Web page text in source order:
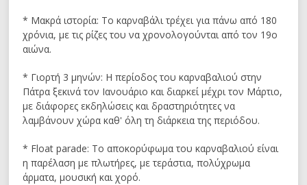
* Μακρά ιστορία: Το καρναβάλι τρέχει για πάνω από 180
χρόνια, με τις ρίζες του να χρονολογούνται από τον 19ο
αιώνα.
* Γιορτή 3 μηνών: Η περίοδος του καρναβαλιού στην
Πάτρα ξεκινά τον Ιανουάριο και διαρκεί μέχρι τον Μάρτιο,
με διάφορες εκδηλώσεις και δραστηριότητες να
λαμβάνουν χώρα καθ' όλη τη διάρκεια της περιόδου.
* Float parade: Το αποκορύφωμα του καρναβαλιού είναι
η παρέλαση με πλωτήρες, με τεράστια, πολύχρωμα
άρματα, μουσική και χορό.